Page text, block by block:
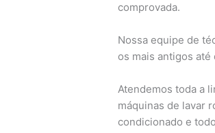
comprovada.
Nossa equipe de
os mais antigos
Atendemos toda a
máquinas de lavar
condicionado e